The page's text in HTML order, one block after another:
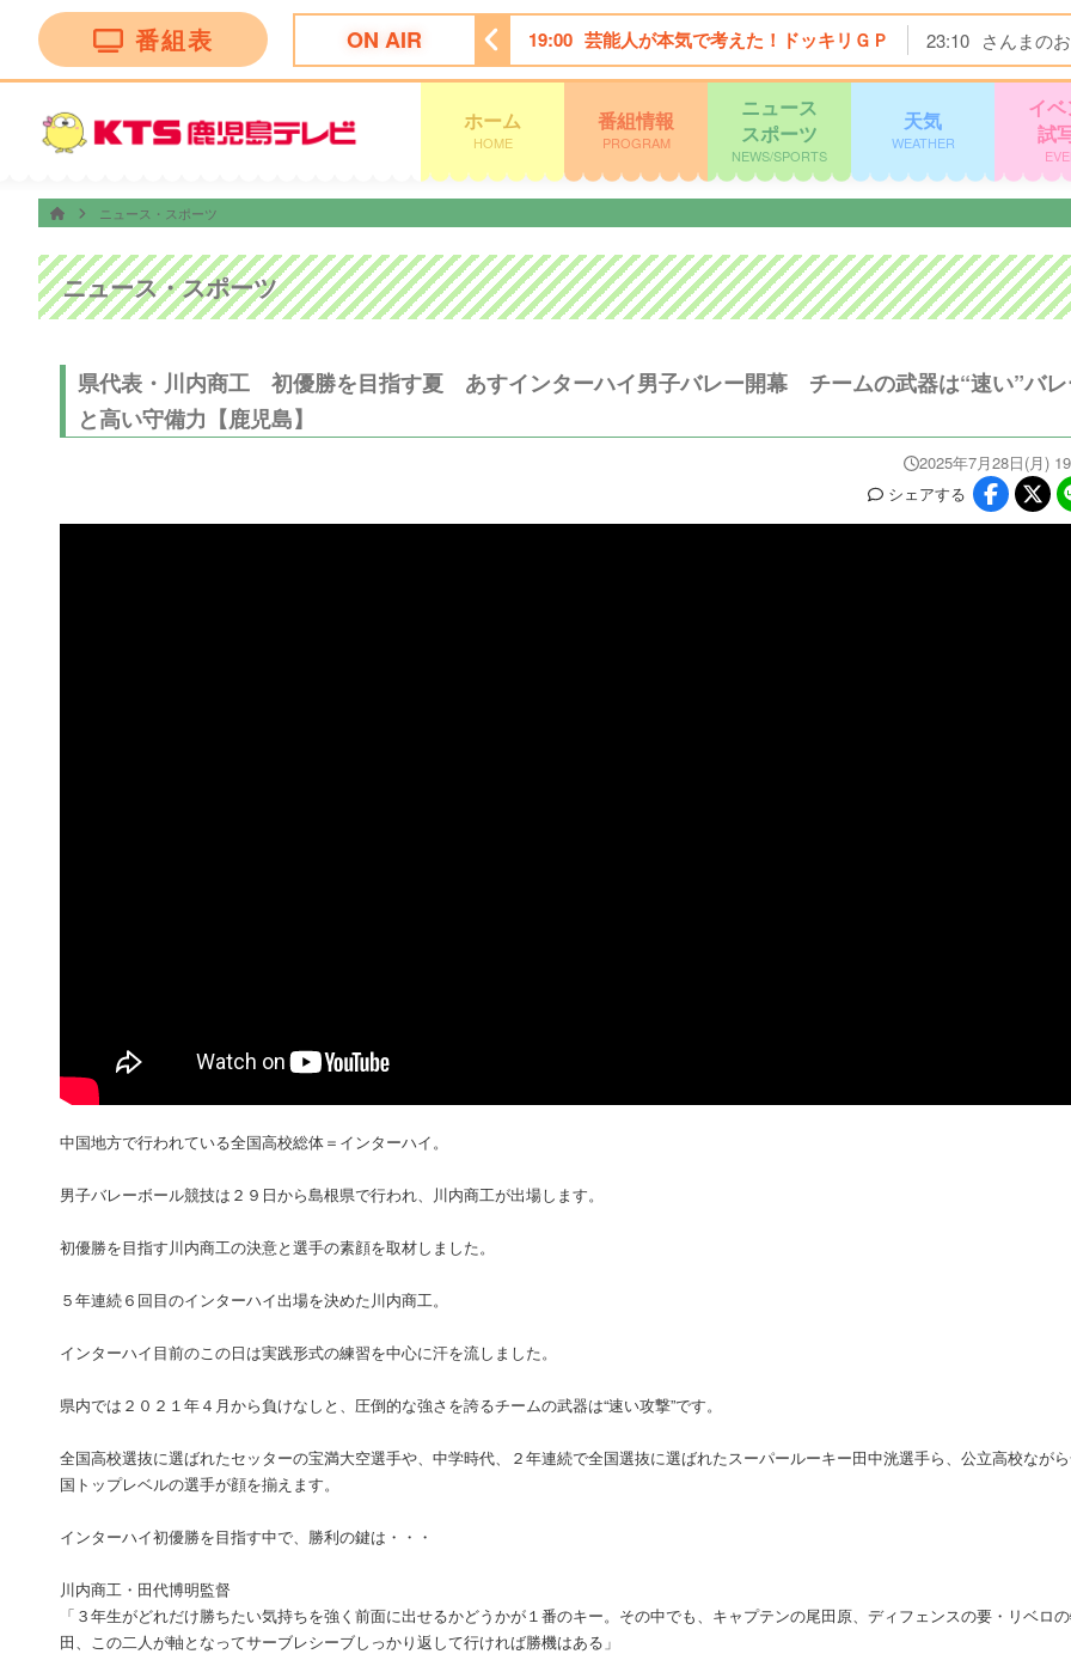
番組表 ON AIR
トークバラエティー”！ 18:30 ナマ・イキＶＯＩＣＥ 19:00 芸能人が本気で考えた！ドッキリＧＰ 23:10 さんまの
ホーム
HOME
番組情報
PROGRAM
ニュース
スポーツ
NEWS/SPORTS
天気
WEATHER
イ
試
ニュース・スポーツ
ニュース・スポーツ
県代表・川内商工 初優勝を目指す夏 あすインターハイ男子バレー開幕 チームの武器は“速い”バ
と高い守備力【鹿児島】
2025年7月28日(月)
シェアする
中国地方で行われている全国高校総体＝インターハイ。
男子バレーボール競技は２９日から島根県で行われ、川内商工が出場します。
初優勝を目指す川内商工の決意と選手の素顔を取材しました。
５年連続６回目のインターハイ出場を決めた川内商工。
インターハイ目前のこの日は実践形式の練習を中心に汗を流しました。
県内では２０２１年４月から負けなしと、圧倒的な強さを誇るチームの武器は“速い攻撃”です。
全国高校選抜に選ばれたセッターの宝満大空選手や、中学時代、２年連続で全国選抜に選ばれたスーパールーキー田中洸選手ら、公立高校なが
国トップレベルの選手が顔を揃えます。
インターハイ初優勝を目指す中で、勝利の鍵は・・・
川内商工・田代博明監督
「３年生がどれだけ勝ちたい気持ちを強く前面に出せるかどうかが１番のキー。その中でも、キャプテンの尾田原、ディフェンスの要・リベロ
田、この二人が軸となってサーブレシーブしっかり返して行ければ勝機はある」